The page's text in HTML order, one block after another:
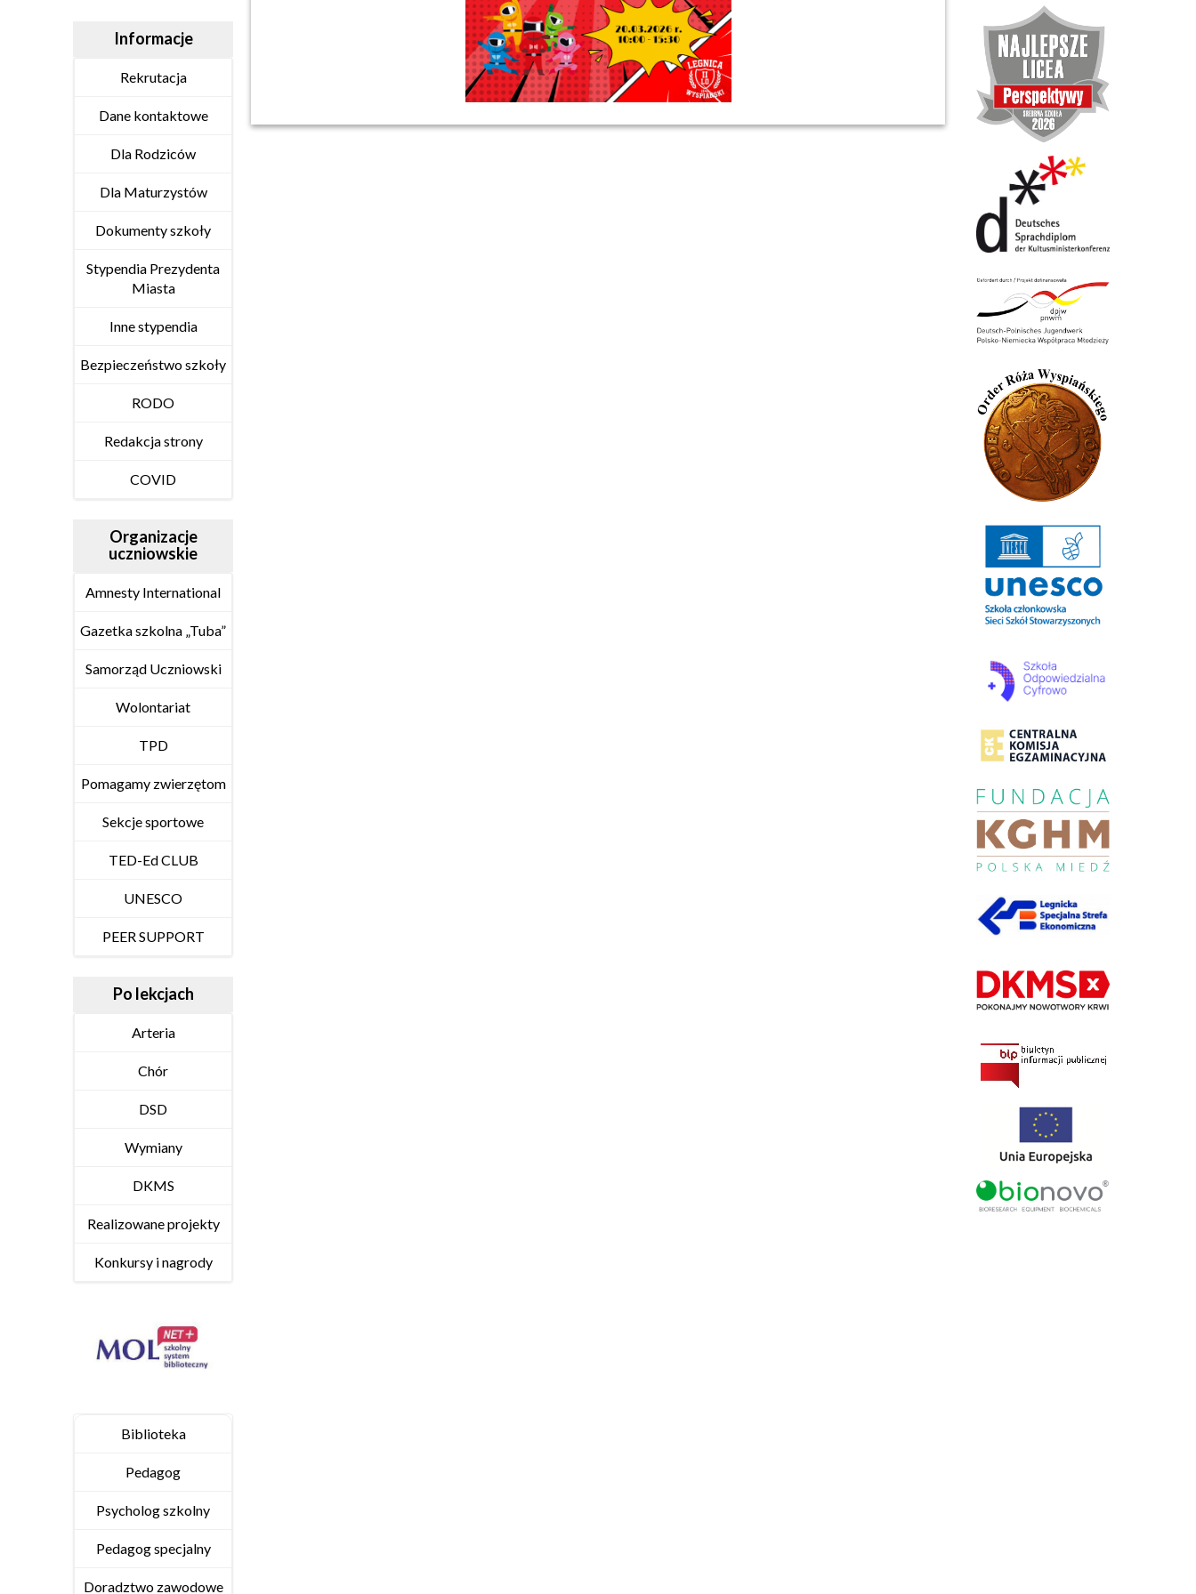
Informacje
Rekrutacja
Dane kontaktowe
Dla Rodziców
Dla Maturzystów
Dokumenty szkoły
Stypendia Prezydenta
Miasta
Inne stypendia
Bezpieczeństwo szkoły
RODO
Redakcja strony
COVID
Organizacje
uczniowskie
Amnesty International
Gazetka szkolna „Tuba”
Samorząd Uczniowski
Wolontariat
TPD
Pomagamy zwierzętom
Sekcje sportowe
TED-Ed CLUB
UNESCO
PEER SUPPORT
Po lekcjach
Arteria
Chór
DSD
Wymiany
DKMS
Realizowane projekty
Konkursy i nagrody
Biblioteka
Pedagog
Psycholog szkolny
Pedagog specjalny
Doradztwo zawodowe